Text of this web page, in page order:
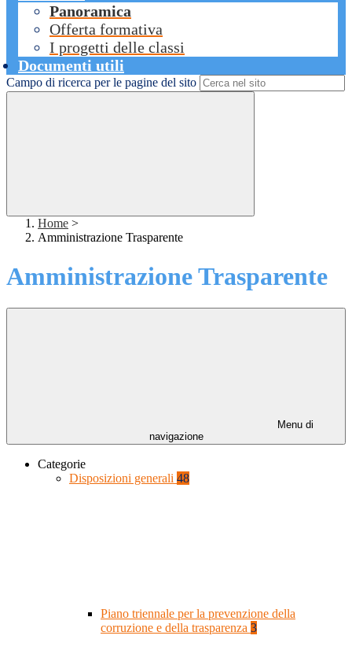
Panoramica
Offerta formativa
I progetti delle classi
Documenti utili
Campo di ricerca per le pagine del sito
Home >
Amministrazione Trasparente
Amministrazione Trasparente
Menu di
navigazione
Categorie
Disposizioni generali 48
Piano triennale per la prevenzione della
corruzione e della trasparenza 3